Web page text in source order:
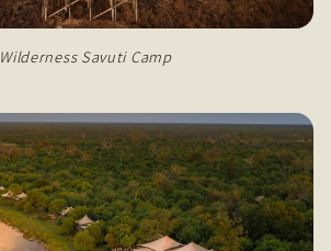
Wilderness Savuti Camp